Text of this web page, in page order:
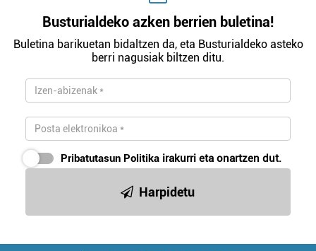
Busturialdeko azken berrien buletina!
Buletina barikuetan bidaltzen da, eta Busturialdeko asteko
berri nagusiak biltzen ditu.
Pribatutasun Politika irakurri eta onartzen dut.
Harpidetu